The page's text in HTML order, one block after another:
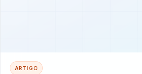
ARTIGO